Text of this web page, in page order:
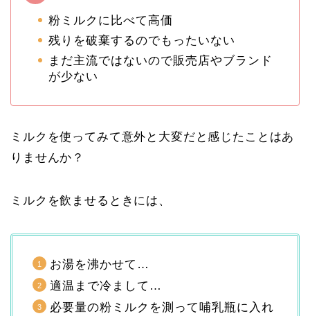
粉ミルクに比べて高価
残りを破棄するのでもったいない
まだ主流ではないので販売店やブランド
が少ない
ミルクを使ってみて意外と大変だと感じたことはあ
りませんか？
ミルクを飲ませるときには、
お湯を沸かせて…
適温まで冷まして…
必要量の粉ミルクを測って哺乳瓶に入れ